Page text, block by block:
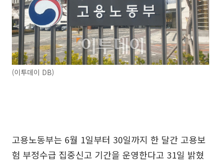
(이투데이 DB)
고용노동부는 6월 1일부터 30일까지 한 달간 고용보
험 부정수급 집중신고 기간을 운영한다고 31일 밝혔